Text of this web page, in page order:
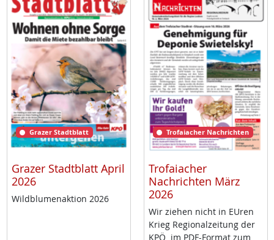
Grazer Stadtblatt
Grazer Stadtblatt April
2026
Wild­blu­men­ak­ti­on 2026
Trofaiacher Nachrichten
Trofaiacher
Nachrichten März
2026
Wir zie­hen nicht in EU­ren
Krieg Re­gio­nal­zei­tung der
KPÖ im PDF-For­mat zum